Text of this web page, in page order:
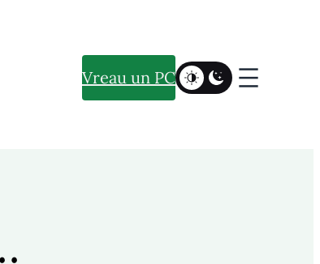
Vreau un PC